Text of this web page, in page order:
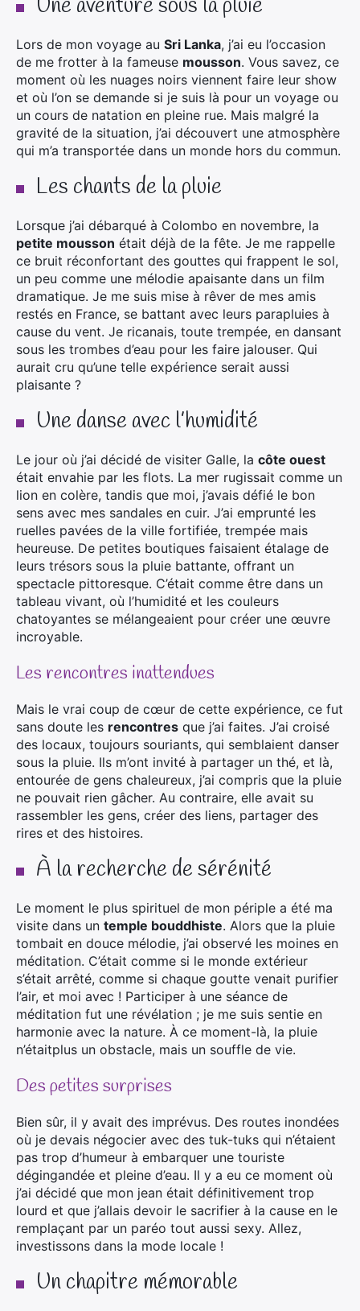
Une aventure sous la pluie
Lors de mon voyage au Sri Lanka, j’ai eu l’occasion
de me frotter à la fameuse mousson. Vous savez, ce
moment où les nuages noirs viennent faire leur show
et où l’on se demande si je suis là pour un voyage ou
un cours de natation en pleine rue. Mais malgré la
gravité de la situation, j’ai découvert une atmosphère
qui m’a transportée dans un monde hors du commun.
Les chants de la pluie
Lorsque j’ai débarqué à Colombo en novembre, la
petite mousson était déjà de la fête. Je me rappelle
ce bruit réconfortant des gouttes qui frappent le sol,
un peu comme une mélodie apaisante dans un film
dramatique. Je me suis mise à rêver de mes amis
restés en France, se battant avec leurs parapluies à
cause du vent. Je ricanais, toute trempée, en dansant
sous les trombes d’eau pour les faire jalouser. Qui
aurait cru qu’une telle expérience serait aussi
plaisante ?
Une danse avec l’humidité
Le jour où j’ai décidé de visiter Galle, la côte ouest
était envahie par les flots. La mer rugissait comme un
lion en colère, tandis que moi, j’avais défié le bon
sens avec mes sandales en cuir. J’ai emprunté les
ruelles pavées de la ville fortifiée, trempée mais
heureuse. De petites boutiques faisaient étalage de
leurs trésors sous la pluie battante, offrant un
spectacle pittoresque. C’était comme être dans un
tableau vivant, où l’humidité et les couleurs
chatoyantes se mélangeaient pour créer une œuvre
incroyable.
Les rencontres inattendues
Mais le vrai coup de cœur de cette expérience, ce fut
sans doute les rencontres que j’ai faites. J’ai croisé
des locaux, toujours souriants, qui semblaient danser
sous la pluie. Ils m’ont invité à partager un thé, et là,
entourée de gens chaleureux, j’ai compris que la pluie
ne pouvait rien gâcher. Au contraire, elle avait su
rassembler les gens, créer des liens, partager des
rires et des histoires.
À la recherche de sérénité
Le moment le plus spirituel de mon périple a été ma
visite dans un temple bouddhiste. Alors que la pluie
tombait en douce mélodie, j’ai observé les moines en
méditation. C’était comme si le monde extérieur
s’était arrêté, comme si chaque goutte venait purifier
l’air, et moi avec ! Participer à une séance de
méditation fut une révélation ; je me suis sentie en
harmonie avec la nature. À ce moment-là, la pluie
n’étaitplus un obstacle, mais un souffle de vie.
Des petites surprises
Bien sûr, il y avait des imprévus. Des routes inondées
où je devais négocier avec des tuk-tuks qui n’étaient
pas trop d’humeur à embarquer une touriste
dégingandée et pleine d’eau. Il y a eu ce moment où
j’ai décidé que mon jean était définitivement trop
lourd et que j’allais devoir le sacrifier à la cause en le
remplaçant par un paréo tout aussi sexy. Allez,
investissons dans la mode locale !
Un chapitre mémorable